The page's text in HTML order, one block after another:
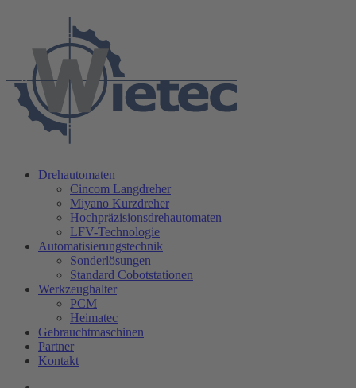
Drehautomaten
Cincom Langdreher
Miyano Kurzdreher
Hochpräzisionsdrehautomaten
LFV-Technologie
Automatisierungstechnik
Sonderlösungen
Standard Cobotstationen
Werkzeughalter
PCM
Heimatec
Gebrauchtmaschinen
Partner
Kontakt